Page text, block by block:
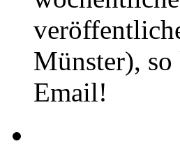
Münster),
Email!